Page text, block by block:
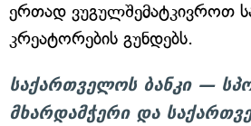
ერთად ვუგულშემატკივროთ
კრეატორების გუნდებს.
საქართველოს ბანკი —
მხარდამჭერი და